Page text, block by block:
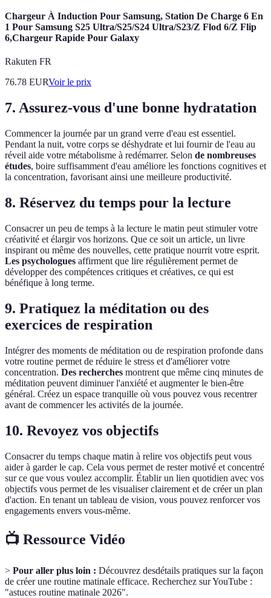
Chargeur À Induction Pour Samsung, Station De Charge 6 En
1 Pour Samsung S25 Ultra/S25/S24 Ultra/S23/Z Flod 6/Z Flip
6,Chargeur Rapide Pour Galaxy
Rakuten FR
76.78 EURVoir le prix
7. Assurez-vous d'une bonne hydratation
Commencer la journée par un grand verre d'eau est essentiel.
Pendant la nuit, votre corps se déshydrate et lui fournir de l'eau au
réveil aide votre métabolisme à redémarrer. Selon de nombreuses
études, boire suffisamment d'eau améliore les fonctions cognitives et
la concentration, favorisant ainsi une meilleure productivité.
8. Réservez du temps pour la lecture
Consacrer un peu de temps à la lecture le matin peut stimuler votre
créativité et élargir vos horizons. Que ce soit un article, un livre
inspirant ou même des nouvelles, cette pratique nourrit votre esprit.
Les psychologues affirment que lire régulièrement permet de
développer des compétences critiques et créatives, ce qui est
bénéfique à long terme.
9. Pratiquez la méditation ou des
exercices de respiration
Intégrer des moments de méditation ou de respiration profonde dans
votre routine permet de réduire le stress et d'améliorer votre
concentration. Des recherches montrent que même cinq minutes de
méditation peuvent diminuer l'anxiété et augmenter le bien-être
général. Créez un espace tranquille où vous pouvez vous recentrer
avant de commencer les activités de la journée.
10. Revoyez vos objectifs
Consacrer du temps chaque matin à relire vos objectifs peut vous
aider à garder le cap. Cela vous permet de rester motivé et concentré
sur ce que vous voulez accomplir. Établir un lien quotidien avec vos
objectifs vous permet de les visualiser clairement et de créer un plan
d'action. En tenant un tableau de vision, vous pouvez renforcer vos
engagements envers vous-même.
📺 Ressource Vidéo
> Pour aller plus loin : Découvrez desdétails pratiques sur la façon
de créer une routine matinale efficace. Recherchez sur YouTube :
"astuces routine matinale 2026".